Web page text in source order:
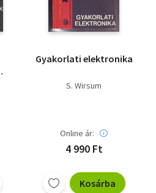
Gyakorlati elektronika
S. Wirsum
Online ár:
4 990 Ft
Kosárba